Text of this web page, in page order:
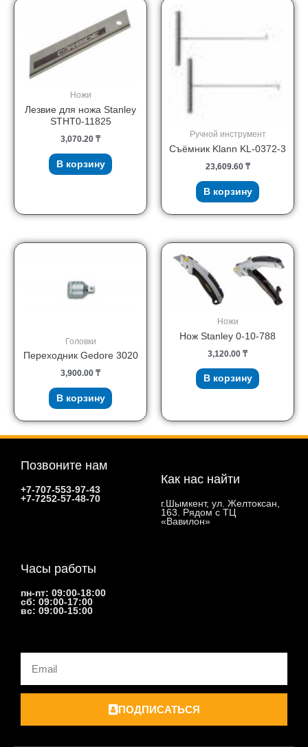
Ножи
Лезвие для ножа Stanley
STHT0-11825
3,070.20 ₸
В корзину
Ручной инструмент
Съёмник Klann KL-0372-3
23,609.60 ₸
В корзину
Головки
Переходник Gedore 3020
3,900.00 ₸
В корзину
Ножи
Нож Stanley 0-10-788
3,120.00 ₸
В корзину
Позвоните нам
+7-707-553-97-43
+7-7252-57-48-70
Как нас найти
г.Шымкент, ул. Желтоксан,
163. Рядом с ТЦ
«Вавилон»
Часы работы
пн-пт: 09:00-18:00
сб: 09:00-17:00
вс: 09:00-15:00
Email
ПОДПИСАТЬСЯ